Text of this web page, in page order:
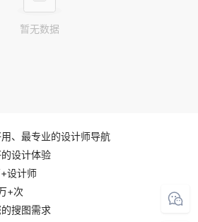
暂无数据
、最专业的设计师导航
设计体验
设计师
+次
搜图需求